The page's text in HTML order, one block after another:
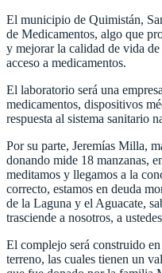
El municipio de Quimistán,
de Medicamentos, algo que
y mejorar la calidad de vida
acceso a medicamentos.
El laboratorio será una
medicamentos, dispositivos
respuesta al sistema sanitario
Por su parte, Jeremías Milla,
donando mide 18 manzanas,
meditamos y llegamos a la
correcto, estamos en deuda
de la Laguna y el Aguacate,
trasciende a nosotros, a
El complejo será construido
terreno, las cuales tienen un